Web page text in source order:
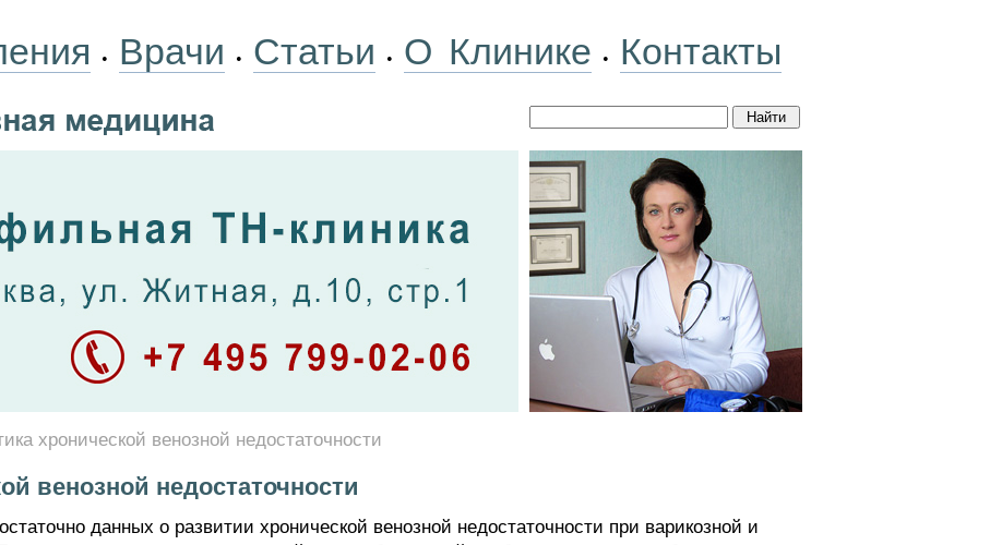
• Врачи • Статьи • О Клинике • Контакты
хронической венозной недостаточности
венозной недостаточности
данных о развитии хронической венозной недостаточности при варикозной и